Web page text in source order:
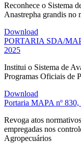
Reconhece o Sistema
Anastrepha grandis no
Download
PORTARIA SDA/
2025
Institui o Sistema de
Programas Oficiais de
Download
Portaria MAPA nº
Revoga atos
empregadas nos
Agropecuários